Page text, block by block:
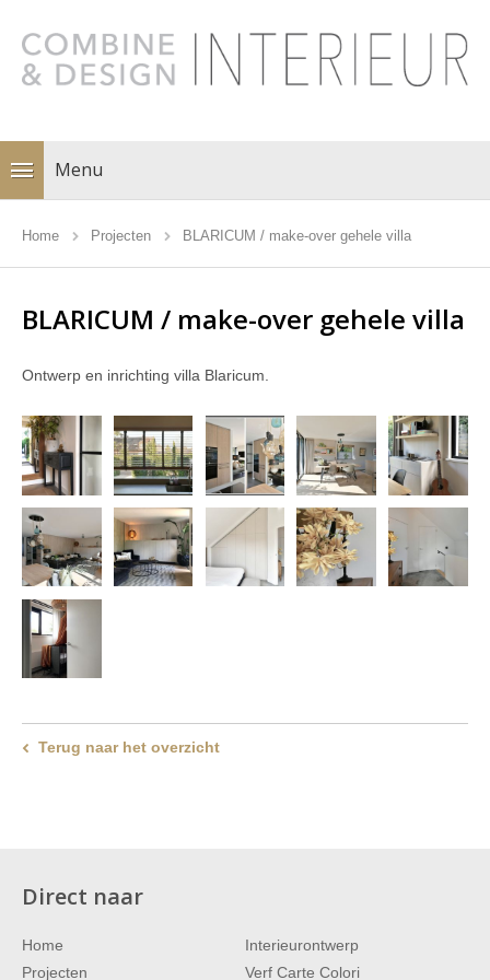
Menu
Home Projecten BLARICUM / make-over gehele villa
BLARICUM / make-over gehele villa
Ontwerp en inrichting villa Blaricum.
Terug naar het overzicht
Direct naar
Home
Interieurontwerp
Projecten
Verf Carte Colori